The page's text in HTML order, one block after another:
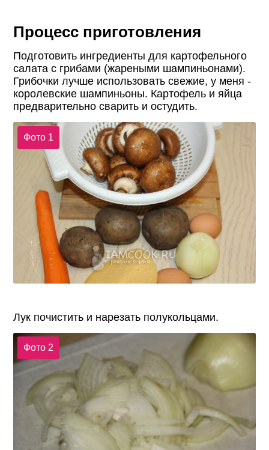
Процесс приготовления
Подготовить ингредиенты для картофельного
салата с грибами (жареными шампиньонами).
Грибочки лучше использовать свежие, у меня -
королевские шампиньоны. Картофель и яйца
предварительно сварить и остудить.
Фото 1
Лук почистить и нарезать полукольцами.
Фото 2